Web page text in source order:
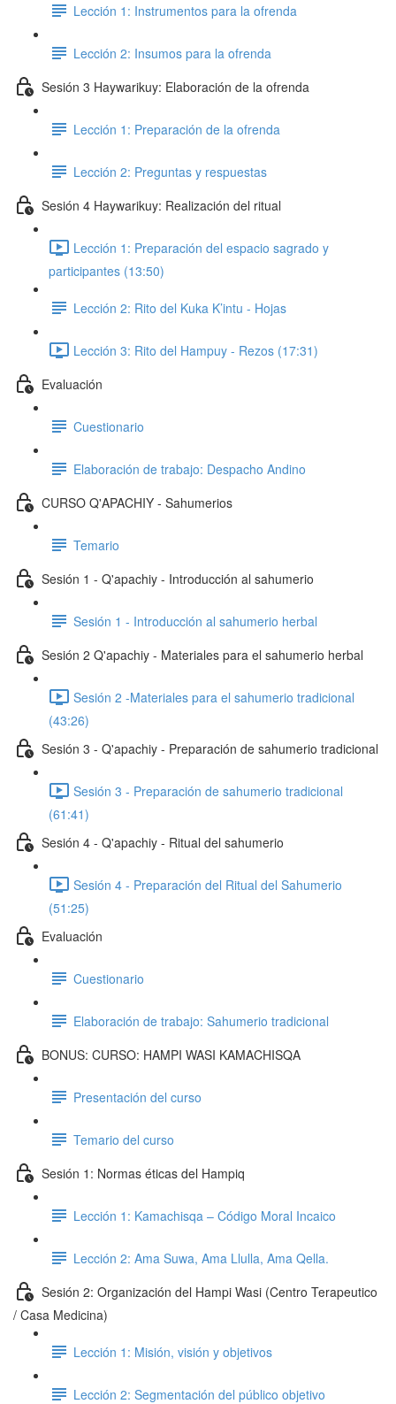
Lección 1: Instrumentos para la ofrenda
Lección 2: Insumos para la ofrenda
Sesión 3 Haywarikuy: Elaboración de la ofrenda
Lección 1: Preparación de la ofrenda
Lección 2: Preguntas y respuestas
Sesión 4 Haywarikuy: Realización del ritual
Lección 1: Preparación del espacio sagrado y
participantes (13:50)
Lección 2: Rito del Kuka K’intu - Hojas
Lección 3: Rito del Hampuy - Rezos (17:31)
Evaluación
Cuestionario
Elaboración de trabajo: Despacho Andino
CURSO Q'APACHIY - Sahumerios
Temario
Sesión 1 - Q'apachiy - Introducción al sahumerio
Sesión 1 - Introducción al sahumerio herbal
Sesión 2 Q'apachiy - Materiales para el sahumerio herbal
Sesión 2 -Materiales para el sahumerio tradicional
(43:26)
Sesión 3 - Q'apachiy - Preparación de sahumerio tradicional
Sesión 3 - Preparación de sahumerio tradicional
(61:41)
Sesión 4 - Q'apachiy - Ritual del sahumerio
Sesión 4 - Preparación del Ritual del Sahumerio
(51:25)
Evaluación
Cuestionario
Elaboración de trabajo: Sahumerio tradicional
BONUS: CURSO: HAMPI WASI KAMACHISQA
Presentación del curso
Temario del curso
Sesión 1: Normas éticas del Hampiq
Lección 1: Kamachisqa – Código Moral Incaico
Lección 2: Ama Suwa, Ama Llulla, Ama Qella.
Sesión 2: Organización del Hampi Wasi (Centro Terapeutico
/ Casa Medicina)
Lección 1: Misión, visión y objetivos
Lección 2: Segmentación del público objetivo